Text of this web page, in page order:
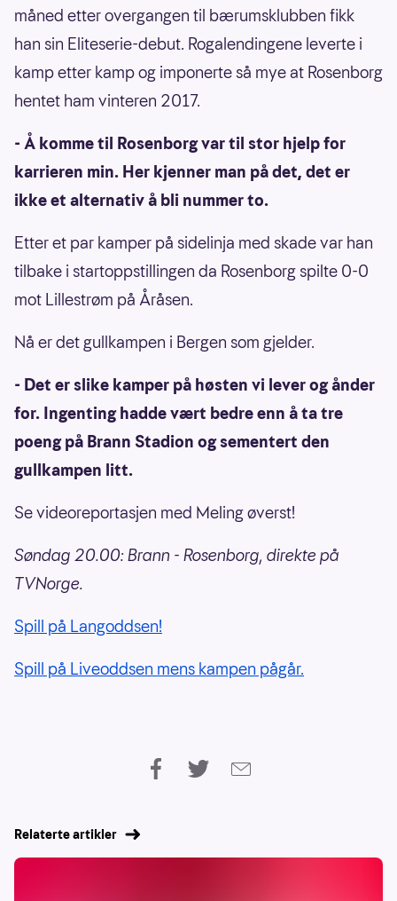
måned etter overgangen til bærumsklubben fikk
han sin Eliteserie-debut. Rogalendingene leverte i
kamp etter kamp og imponerte så mye at Rosenborg
hentet ham vinteren 2017.
- Å komme til Rosenborg var til stor hjelp for
karrieren min. Her kjenner man på det, det er
ikke et alternativ å bli nummer to.
Etter et par kamper på sidelinja med skade var han
tilbake i startoppstillingen da Rosenborg spilte 0-0
mot Lillestrøm på Åråsen.
Nå er det gullkampen i Bergen som gjelder.
- Det er slike kamper på høsten vi lever og ånder
for. Ingenting hadde vært bedre enn å ta tre
poeng på Brann Stadion og sementert den
gullkampen litt.
Se videoreportasjen med Meling øverst!
Søndag 20.00: Brann - Rosenborg, direkte på
TVNorge.
Spill på Langoddsen!
Spill på Liveoddsen mens kampen pågår.
Relaterte artikler